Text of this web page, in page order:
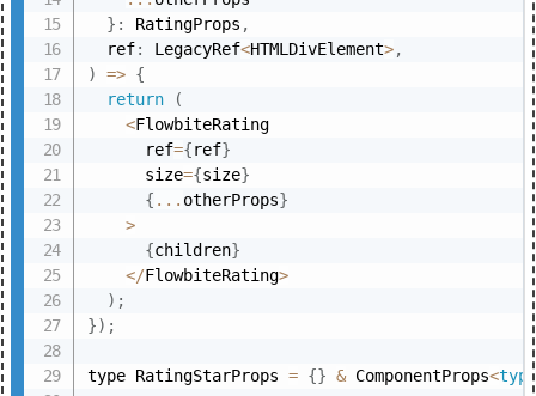
} : RatingProps ,
  ref
: LegacyRef<HTMLDivElement>,
)
=> {
return
(
<FlowbiteRating
      ref
={ref}
      size
={size}
{ ... otherProps}
>
{children}
</FlowbiteRating>
) ;
}) ;
type RatingStarProps = {} & ComponentProps<